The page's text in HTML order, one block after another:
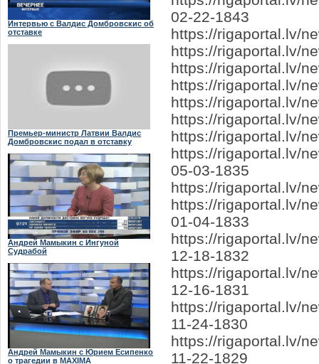
Интервью с Валдис Домбровскис об
отставке
Премьер-министр Латвии Валдис
Домбровскис подал в отставку
Андрей Мамыкин с Ингуной
Судрабой
Андрей Мамыкин с Юрием Есипенко
о трагедии в MAXIMA
02-22-1843
https://rigaportal.lv/
https://rigaportal.lv/
https://rigaportal.lv/
https://rigaportal.lv/
https://rigaportal.lv/
https://rigaportal.lv/
https://rigaportal.lv/
https://rigaportal.lv/
05-03-1835
https://rigaportal.lv/
https://rigaportal.lv/
01-04-1833
https://rigaportal.lv/
12-18-1832
https://rigaportal.lv/
12-16-1831
https://rigaportal.lv/
11-24-1830
https://rigaportal.lv/
11-22-1829